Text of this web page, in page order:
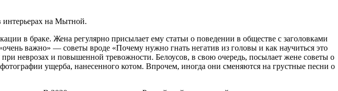
на Мытной.
в браке. Жена регулярно присылает ему статьи о поведении в обществе с заголовками
важно» — советы вроде «Почему нужно гнать негатив из головы и как научиться это
неврозах и повышенной тревожности. Белоусов, в свою очередь, посылает жене советы о
ущерба, нанесенного котом. Впрочем, иногда они сменяются на грустные песни о